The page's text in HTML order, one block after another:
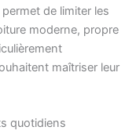
de limiter les
moderne, propre
maîtriser leur
quotidiens